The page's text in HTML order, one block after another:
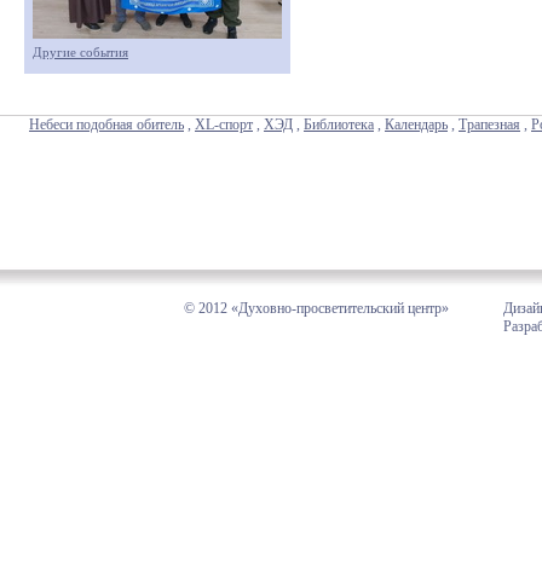
Другие события
Небеси подобная обитель , XL-спорт , ХЭД , Библиотека , Календарь , Трапезная ,
© 2012 «Духовно-просветительский центр»